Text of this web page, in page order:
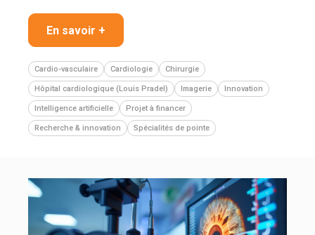
En savoir +
Cardio-vasculaire Cardiologie Chirurgie
Hôpital cardiologique (Louis Pradel) Imagerie Innovation
Intelligence artificielle Projet à financer
Recherche & innovation Spécialités de pointe